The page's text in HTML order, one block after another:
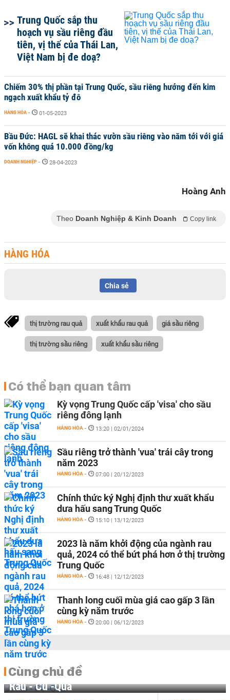
Trung Quốc sắp thu
hoạch vụ sầu riêng đầu
tiên, vị thế của Thái Lan,
Việt Nam bị đe doạ?
Chiếm 30% thị phần tại Trung Quốc, sầu riêng hướng đến kim
ngạch xuất khẩu tỷ đô
HÀNG HÓA - 01-05-2023
Bầu Đức: HAGL sẽ khai thác vườn sầu riêng vào năm tới với giá
vốn không quá 10.000 đồng/kg
DOANH NGHIỆP - 28-04-2023
Hoàng Anh
Theo Doanh Nghiệp & Kinh Doanh Copy link
HÀNG HÓA
Chia sẻ
thị trường rau quả xuất khẩu rau quả giá sầu riêng
thị trường sầu riêng xuất khẩu sầu riêng
Có thể bạn quan tâm
Kỳ vọng Trung Quốc cấp 'visa' cho sầu
riêng đông lạnh
HÀNG HÓA - 13:20 | 02/01/2024
Sầu riêng trở thành 'vua' trái cây trong
năm 2023
HÀNG HÓA - 07:00 | 20/12/2023
Chính thức ký Nghị định thư xuất khẩu
dưa hấu sang Trung Quốc
HÀNG HÓA - 15:10 | 13/12/2023
2023 là năm khởi động của ngành rau
quả, 2024 có thể bứt phá hơn ở thị trường
Trung Quốc
HÀNG HÓA - 16:48 | 12/12/2023
Thanh long cuối mùa giá cao gấp 3 lần
cùng kỳ năm trước
HÀNG HÓA - 20:00 | 06/12/2023
Cùng chủ đề
Rau - Củ -Quả